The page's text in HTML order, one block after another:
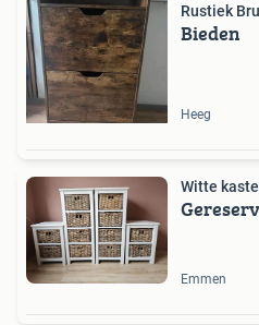
Rustiek
Bieden
Heeg
Witte
Emmen